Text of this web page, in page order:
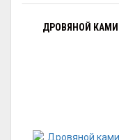
ДРОВЯНОЙ КАМИН